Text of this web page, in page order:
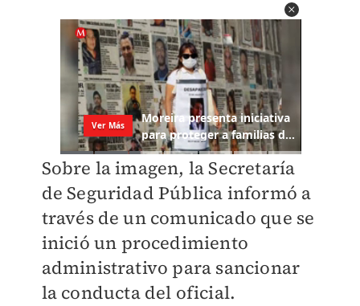
Sobre la imagen, la Secretaría
de Seguridad Pública informó a
través de un comunicado que se
inició un procedimiento
administrativo para sancionar
la conducta del oficial.